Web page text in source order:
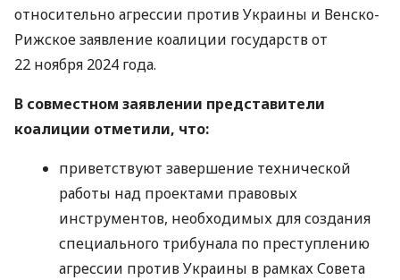
относительно агрессии против Украины и Венско-
Рижское заявление коалиции государств от
22 ноября 2024 года.
В совместном заявлении представители
коалиции отметили, что:
приветствуют завершение технической
работы над проектами правовых
инструментов, необходимых для создания
специального трибунала по преступлению
агрессии против Украины в рамках Совета